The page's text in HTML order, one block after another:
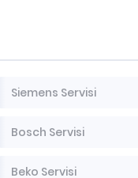
Siemens Servisi
Bosch Servisi
Beko Servisi